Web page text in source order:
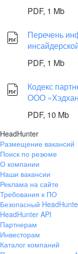
PDF, 1 Mb
Перечень
PDF, 1 Mb
Кодекс
ООО
PDF, 10 Mb
HeadHunter
Размещение вакансий
Поиск по резюме
О компании
Наши вакансии
Реклама на сайте
Требования к ПО
Безопасный
HeadHunter API
Партнерам
Инвесторам
Каталог компаний